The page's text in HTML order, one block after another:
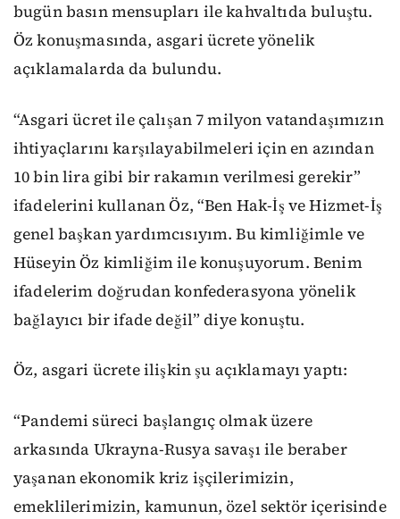
bugün basın mensupları ile kahvaltıda buluştu.
Öz konuşmasında, asgari ücrete yönelik
açıklamalarda da bulundu.
“Asgari ücret ile çalışan 7 milyon vatandaşımızın
ihtiyaçlarını karşılayabilmeleri için en azından
10 bin lira gibi bir rakamın verilmesi gerekir”
ifadelerini kullanan Öz, “Ben Hak-İş ve Hizmet-İş
genel başkan yardımcısıyım. Bu kimliğimle ve
Hüseyin Öz kimliğim ile konuşuyorum. Benim
ifadelerim doğrudan konfederasyona yönelik
bağlayıcı bir ifade değil” diye konuştu.
Öz, asgari ücrete ilişkin şu açıklamayı yaptı:
“Pandemi süreci başlangıç olmak üzere
arkasında Ukrayna-Rusya savaşı ile beraber
yaşanan ekonomik kriz işçilerimizin,
emeklilerimizin, kamunun, özel sektör içerisinde